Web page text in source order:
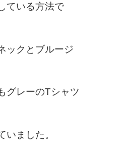
ている方法で
ックとブルージ
グレーのTシャツ
ました。